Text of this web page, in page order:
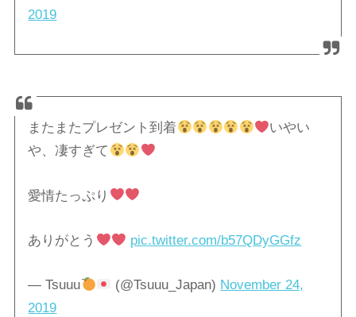
2019
またまたプレゼント到着
いやい
や、凄すぎて
愛情たっぷり
ありがとう pic.twitter.com/b57QDyGGfz
— Tsuuu (@Tsuuu_Japan) November 24,
2019